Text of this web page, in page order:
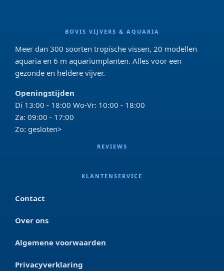
BOVIS VIJVERS & AQUARIA
Meer dan 300 soorten tropische vissen, 20 modellen
aquaria en 6 m aquariumplanten. Alles voor een
gezonde en heldere vijver.
Openingstijden
Di 13:00 - 18:00 Wo-Vr: 10:00 - 18:00
Za: 09:00 - 17:00
Zo: gesloten>
REVIEWS
KLANTENSERVICE
Contact
Over ons
Algemene voorwaarden
Privacyverklaring